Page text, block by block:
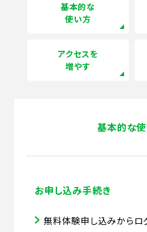
基本的な
使い方
アクセスを
増やす
基本的な
お申し込み手続き
無料体験申し込みからロ